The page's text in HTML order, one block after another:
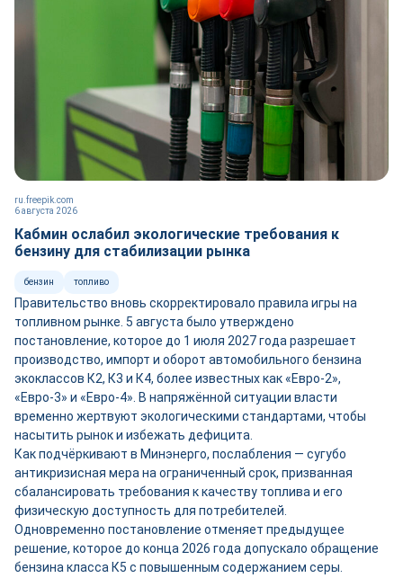
6 августа 2026
ru.freepik.com
Кабмин ослабил экологические требования к
бензину для стабилизации рынка
бензин топливо
Правительство вновь скорректировало правила игры на
топливном рынке. 5 августа было утверждено
постановление, которое до 1 июля 2027 года разрешает
производство, импорт и оборот автомобильного бензина
экоклассов К2, К3 и К4, более известных как «Евро-2»,
«Евро-3» и «Евро-4». В напряжённой ситуации власти
временно жертвуют экологическими стандартами, чтобы
насытить рынок и избежать дефицита.
Как подчёркивают в Минэнерго, послабления — сугубо
антикризисная мера на ограниченный срок, призванная
сбалансировать требования к качеству топлива и его
физическую доступность для потребителей.
Одновременно постановление отменяет предыдущее
решение, которое до конца 2026 года допускало обращение
бензина класса К5 с повышенным содержанием серы.